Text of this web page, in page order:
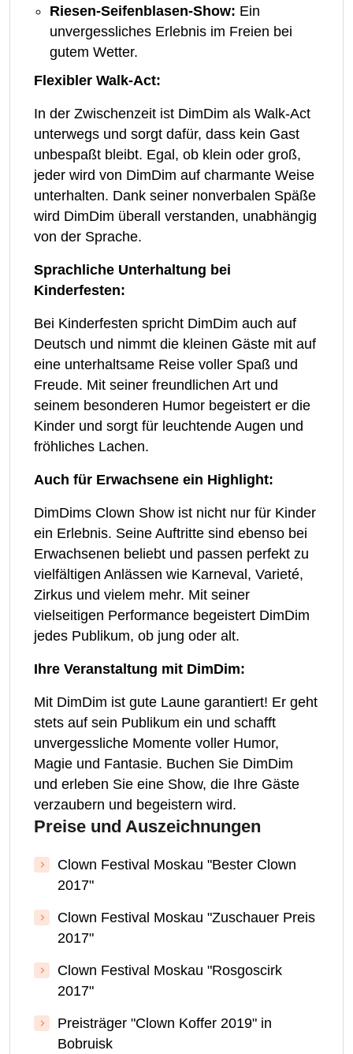
Riesen-Seifenblasen-Show: Ein
unvergessliches Erlebnis im Freien bei
gutem Wetter.
Flexibler Walk-Act:
In der Zwischenzeit ist DimDim als Walk-Act
unterwegs und sorgt dafür, dass kein Gast
unbespaßt bleibt. Egal, ob klein oder groß,
jeder wird von DimDim auf charmante Weise
unterhalten. Dank seiner nonverbalen Späße
wird DimDim überall verstanden, unabhängig
von der Sprache.
Sprachliche Unterhaltung bei
Kinderfesten:
Bei Kinderfesten spricht DimDim auch auf
Deutsch und nimmt die kleinen Gäste mit auf
eine unterhaltsame Reise voller Spaß und
Freude. Mit seiner freundlichen Art und
seinem besonderen Humor begeistert er die
Kinder und sorgt für leuchtende Augen und
fröhliches Lachen.
Auch für Erwachsene ein Highlight:
DimDims Clown Show ist nicht nur für Kinder
ein Erlebnis. Seine Auftritte sind ebenso bei
Erwachsenen beliebt und passen perfekt zu
vielfältigen Anlässen wie Karneval, Varieté,
Zirkus und vielem mehr. Mit seiner
vielseitigen Performance begeistert DimDim
jedes Publikum, ob jung oder alt.
Ihre Veranstaltung mit DimDim:
Mit DimDim ist gute Laune garantiert! Er geht
stets auf sein Publikum ein und schafft
unvergessliche Momente voller Humor,
Magie und Fantasie. Buchen Sie DimDim
und erleben Sie eine Show, die Ihre Gäste
verzaubern und begeistern wird.
Preise und Auszeichnungen
Clown Festival Moskau "Bester Clown
2017"
Clown Festival Moskau "Zuschauer Preis
2017"
Clown Festival Moskau "Rosgoscirk
2017"
Preisträger "Clown Koffer 2019" in
Bobruisk